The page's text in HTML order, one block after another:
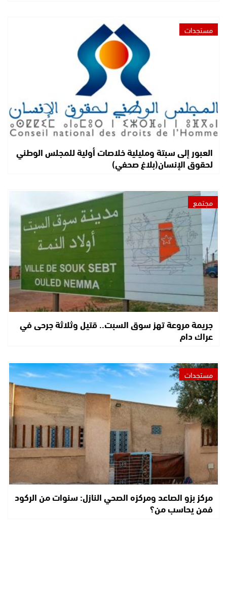
مستجدات
العبور إلى سبتة ومليلية خلاصات أولية للمجلس الوطني
لحقوق الإنسان(بلاغ صحفي)
مجتمع
جريمة مروعة تهز سوق السبت.. قتيل وثلاثة جرحى في
عراك دام
مستجدات
مركز بزو الصاعد ومركزه الصحي النازل: سنوات من الركود
فمن يحاسب من؟